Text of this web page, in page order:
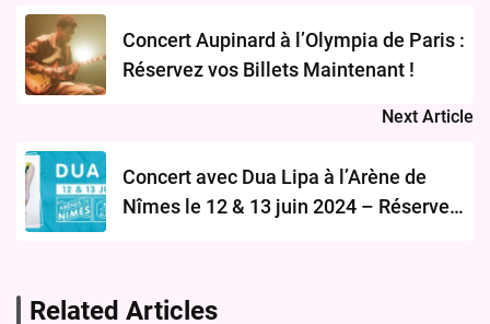
navigationConcert Aupinard à l’Olympia de Paris :
Réservez vos Billets Maintenant !
Next Article
Concert avec Dua Lipa à l’Arène de
Nîmes le 12 & 13 juin 2024 – Réservez
Related Articles